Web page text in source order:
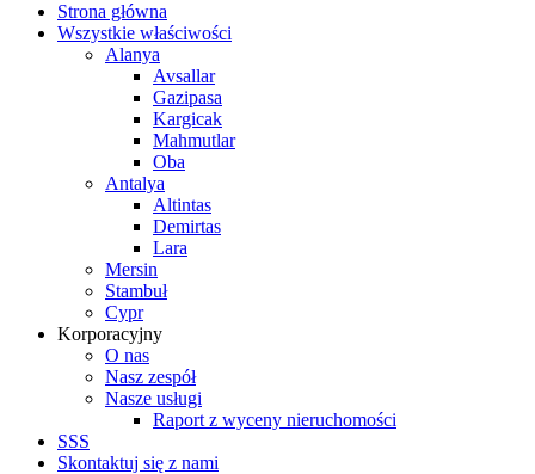
Strona główna
Wszystkie właściwości
Alanya
Avsallar
Gazipasa
Kargicak
Mahmutlar
Oba
Antalya
Altintas
Demirtas
Lara
Mersin
Stambuł
Cypr
Korporacyjny
O nas
Nasz zespół
Nasze usługi
Raport z wyceny nieruchomości
SSS
Skontaktuj się z nami